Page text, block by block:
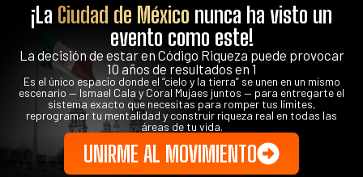
¡La Ciudad de México nunca ha visto un
evento como este!
La decisión de estar en Código Riqueza puede provocar
10 años de resultados en 1
Es el único espacio donde el “cielo y la tierra” se unen en un mismo
escenario — Ismael Cala y Coral Mujaes juntos — para entregarte el
sistema exacto que necesitas para romper tus límites,
reprogramar tu mentalidad y construir riqueza real en todas las
áreas de tu vida.
UNIRME AL MOVIMIENTO